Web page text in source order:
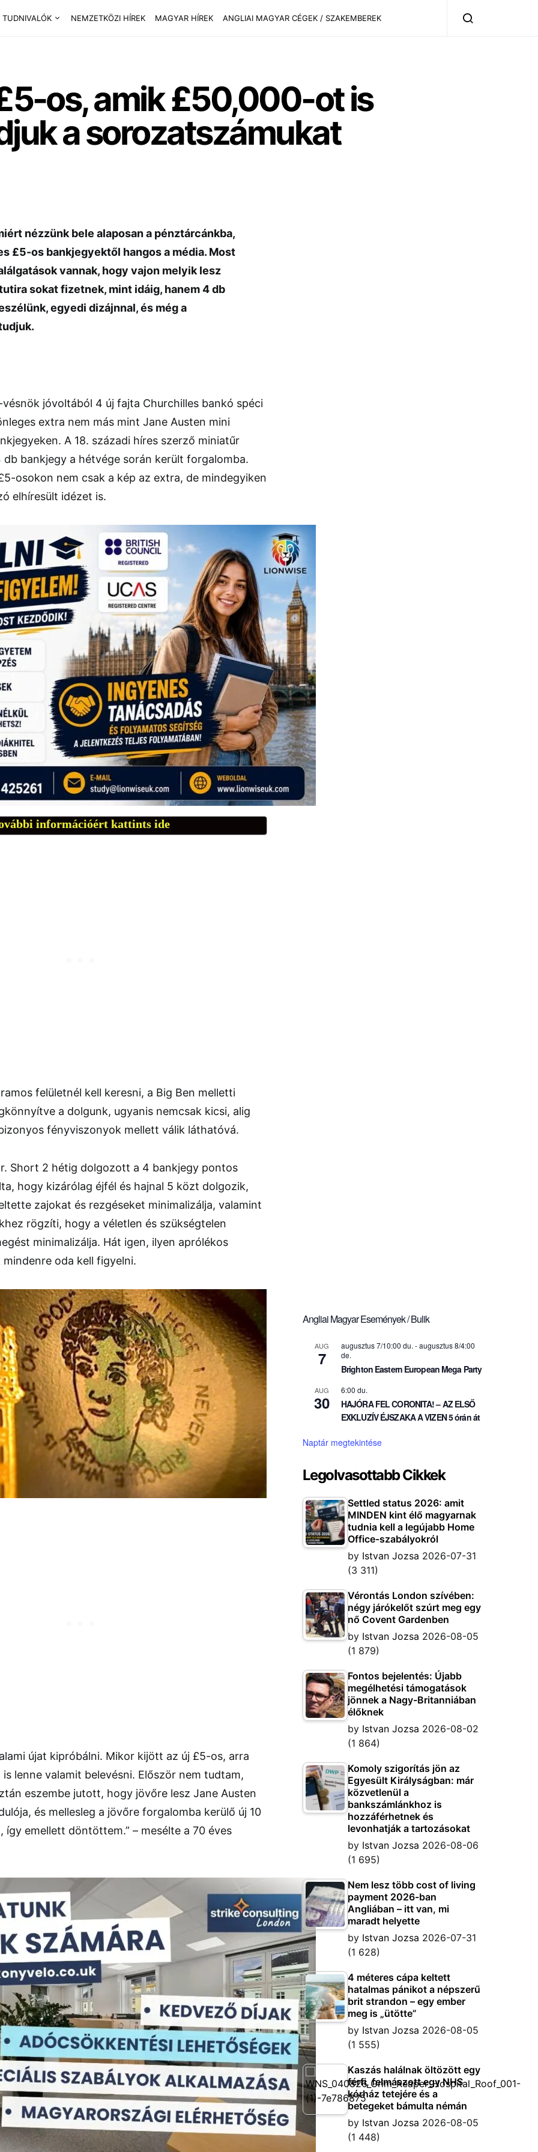
NEMZETKÖZI HÍREK MAGYAR HÍREK ANGLIAI MAGYAR CÉGEK / SZAKEMBEREK
os, amik £50,000-ot is
a sorozatszámukat
nézzünk bele alaposan a pénztárcánkba,
£5-os bankjegyektől hangos a média. Most
vannak, hogy vajon melyik lesz
sokat fizetnek, mint idáig, hanem 4 db
egyedi dizájnnal, és még a
jóvoltából 4 új fajta Churchilles bankó spéci
extra nem más mint Jane Austen mini
A 18. századi híres szerző miniatűr
bankjegy a hétvége során került forgalomba.
osokon nem csak a kép az extra, de mindegyiken
elhíresült idézet is.
információért kattints ide
felületnél kell keresni, a Big Ben melletti
a dolgunk, ugyanis nemcsak kicsi, alig
fényviszonyok mellett válik láthatóvá.
Short 2 hétig dolgozott a 4 bankjegy pontos
hogy kizárólag éjfél és hajnal 5 közt dolgozik,
zajokat és rezgéseket minimalizálja, valamint
rögzíti, hogy a véletlen és szükségtelen
minimalizálja. Hát igen, ilyen aprólékos
oda kell figyelni.
újat kipróbálni. Mikor kijött az új £5-os, arra
lenne valamit belevésni. Először nem tudtam,
eszembe jutott, hogy jövőre lesz Jane Austen
és mellesleg a jövőre forgalomba kerülő új 10
így emellett döntöttem.” – mesélte a 70 éves
Angliai Magyar Események / Bulik
AUG
7
augusztus 7/10:00 du. -augusztus 8/4:00
de.
Brighton Eastern European Mega Party
AUG
30
6:00 du.
HAJÓRA FEL CORONITA! – AZ ELSŐ
EXKLUZÍV ÉJSZAKA A VIZEN 5 órán át
Naptár megtekintése
Legolvasottabb Cikkek
Settled status 2026: amit
MINDEN kint élő magyarnak
tudnia kell a legújabb Home
Office-szabályokról
by Istvan Jozsa 2026-07-31
(3 311)
Vérontás London szívében:
négy járókelőt szúrt meg egy
nő Covent Gardenben
by Istvan Jozsa 2026-08-05
(1 879)
Fontos bejelentés: Újabb
megélhetési támogatások
jönnek a Nagy-Britanniában
élőknek
by Istvan Jozsa 2026-08-02
(1 864)
Komoly szigorítás jön az
Egyesült Királyságban: már
közvetlenül a
bankszámlánkhoz is
hozzáférhetnek és
levonhatják a tartozásokat
by Istvan Jozsa 2026-08-06
(1 695)
Nem lesz több cost of living
payment 2026-ban
Angliában – itt van, mi
maradt helyette
by Istvan Jozsa 2026-07-31
(1 628)
4 méteres cápa keltett
hatalmas pánikot a népszerű
brit strandon – egy ember
meg is „ütötte”
by Istvan Jozsa 2026-08-05
(1 555)
Kaszás halálnak öltözött egy
férfi, felmászott egy NHS
kórház tetejére és a
betegeket bámulta némán
by Istvan Jozsa 2026-08-05
(1 448)